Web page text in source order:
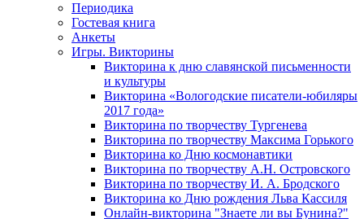
Периодика
Гостевая книга
Анкеты
Игры. Викторины
Викторина к дню славянской письменности
и культуры
Викторина «Вологодские писатели-юбиляры
2017 года»
Викторина по творчеству Тургенева
Викторина по творчеству Максима Горького
Викторина ко Дню космонавтики
Викторина по творчеству А.Н. Островского
Викторина по творчеству И. А. Бродского
Викторина ко Дню рождения Льва Кассиля
Онлайн-викторина "Знаете ли вы Бунина?"